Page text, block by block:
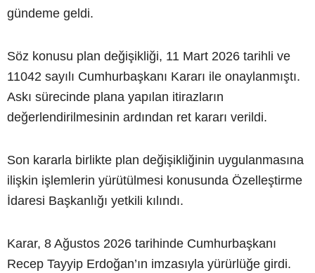
gündeme geldi.
Söz konusu plan değişikliği, 11 Mart 2026 tarihli ve
11042 sayılı Cumhurbaşkanı Kararı ile onaylanmıştı.
Askı sürecinde plana yapılan itirazların
değerlendirilmesinin ardından ret kararı verildi.
Son kararla birlikte plan değişikliğinin uygulanmasına
ilişkin işlemlerin yürütülmesi konusunda Özelleştirme
İdaresi Başkanlığı yetkili kılındı.
Karar, 8 Ağustos 2026 tarihinde Cumhurbaşkanı
Recep Tayyip Erdoğan’ın imzasıyla yürürlüğe girdi.